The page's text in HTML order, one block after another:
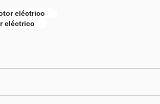
eléctrico
eléctrico